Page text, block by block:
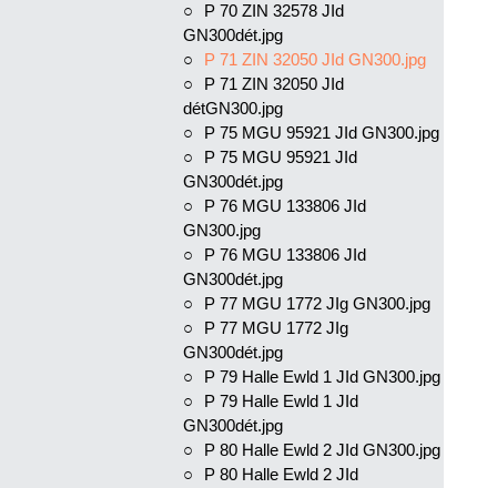
P 70 ZIN 32578 JId
GN300dét.jpg
P 71 ZIN 32050 JId GN300.jpg
P 71 ZIN 32050 JId
détGN300.jpg
P 75 MGU 95921 JId GN300.jpg
P 75 MGU 95921 JId
GN300dét.jpg
P 76 MGU 133806 JId
GN300.jpg
P 76 MGU 133806 JId
GN300dét.jpg
P 77 MGU 1772 JIg GN300.jpg
P 77 MGU 1772 JIg
GN300dét.jpg
P 79 Halle Ewld 1 JId GN300.jpg
P 79 Halle Ewld 1 JId
GN300dét.jpg
P 80 Halle Ewld 2 JId GN300.jpg
P 80 Halle Ewld 2 JId